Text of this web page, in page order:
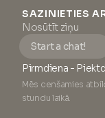
SAZINIETIES
Nosūtīt ziņu
Start a chat!
Pirmdiena -
Mēs cenšamies
stundu laikā.